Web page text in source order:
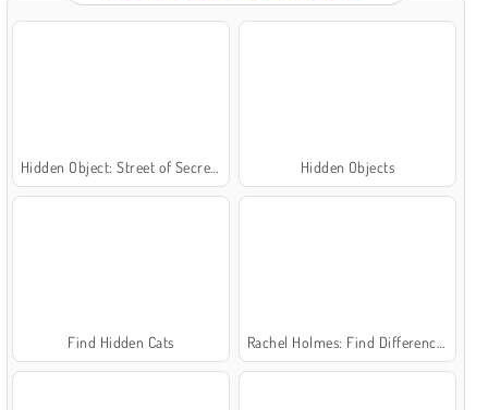
Hidden Objects
Find Hidden Cats